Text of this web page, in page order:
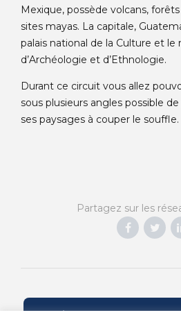
Mexique, possède volcans,
sites mayas. La capitale,
palais national de la Culture et le
d’Archéologie et d’Ethnologie.
Durant ce circuit vous allez
sous plusieurs angles possible
ses paysages à couper le souffle.
Partagez sur les